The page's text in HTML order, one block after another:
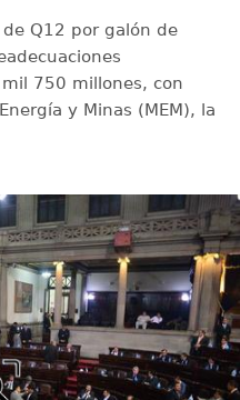
Q12 por galón de
750 millones, con
y Minas (MEM), la